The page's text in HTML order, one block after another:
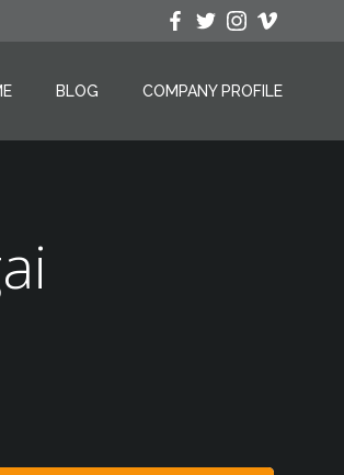
BLOG COMPANY PROFILE